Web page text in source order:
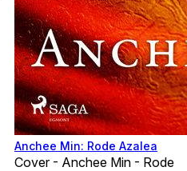
Anchee Min: Rode Azalea
Cover - Anchee Min - Rode